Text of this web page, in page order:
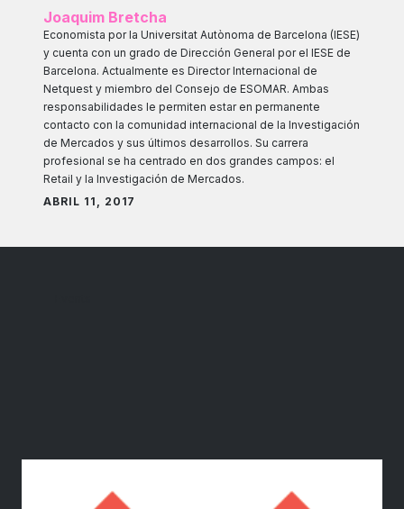
Joaquim Bretcha
Economista por la Universitat Autònoma de Barcelona (IESE)
y cuenta con un grado de Dirección General por el IESE de
Barcelona. Actualmente es Director Internacional de
Netquest y miembro del Consejo de ESOMAR. Ambas
responsabilidades le permiten estar en permanente
contacto con la comunidad internacional de la Investigación
de Mercados y sus últimos desarrollos. Su carrera
profesional se ha centrado en dos grandes campos: el
Retail y la Investigación de Mercados.
ABRIL 11, 2017